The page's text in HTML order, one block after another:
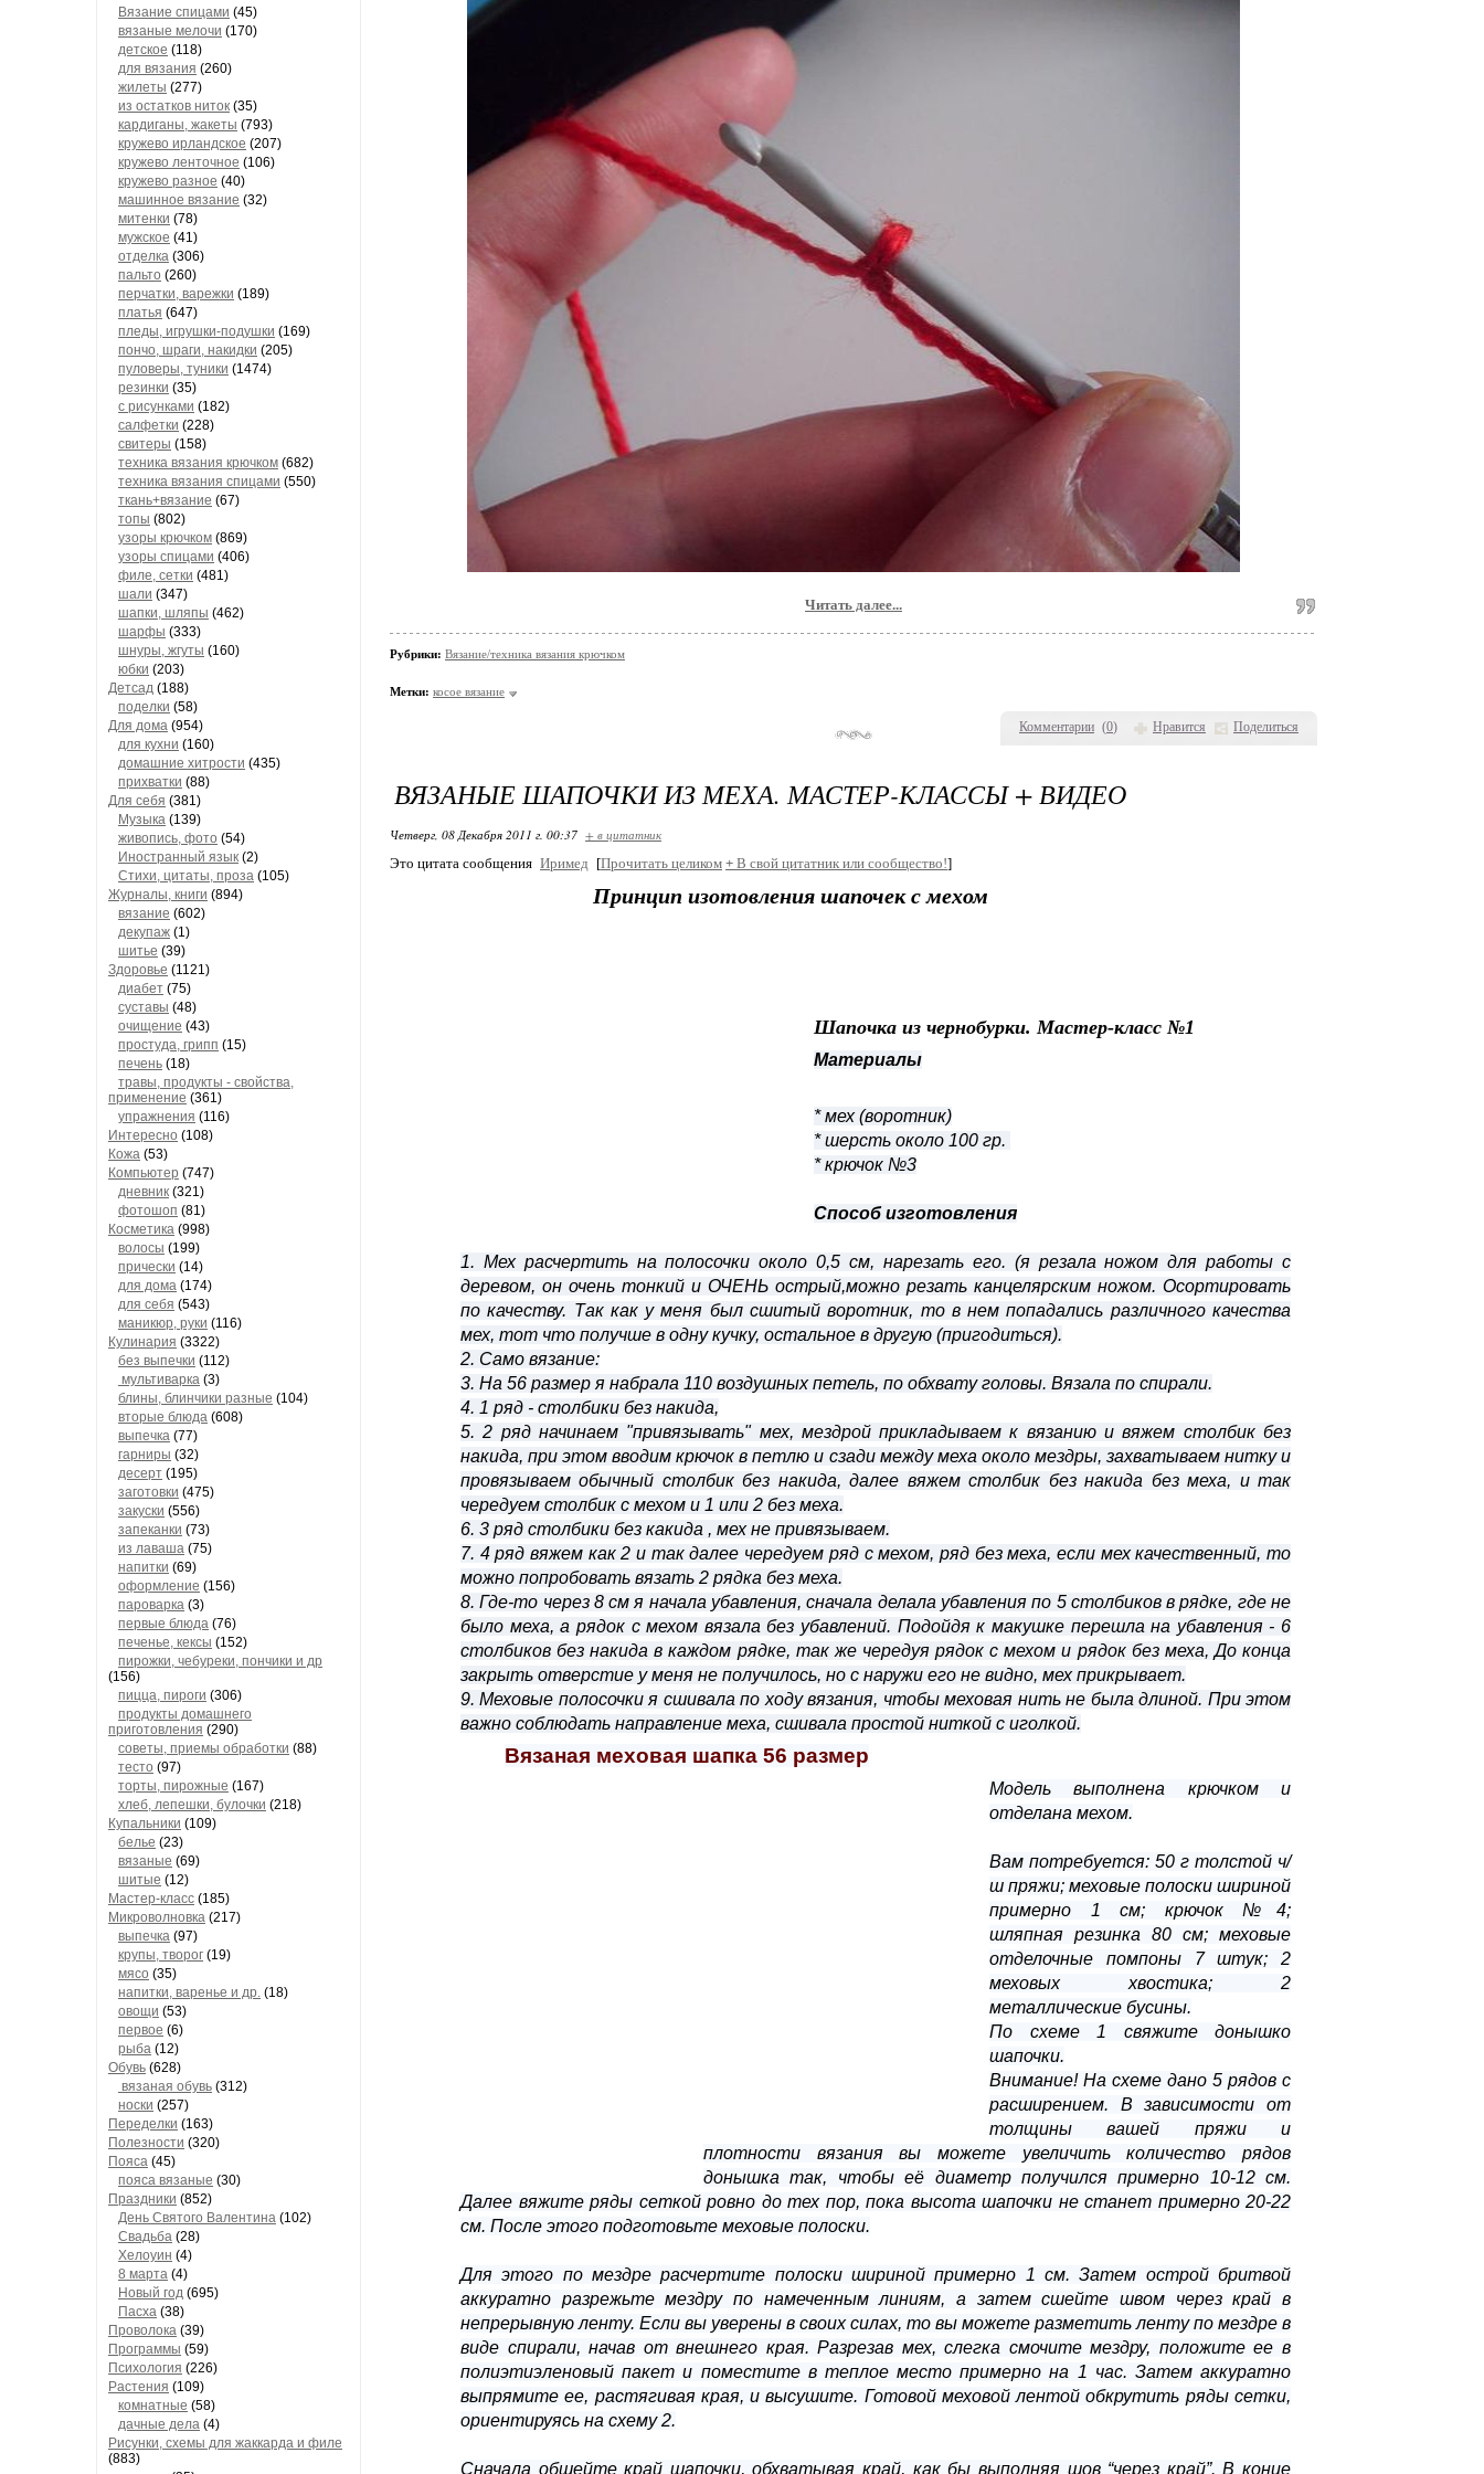
Вязание спицами (45)
вязаные мелочи (170)
детское (118)
для вязания (260)
жилеты (277)
из остатков ниток (35)
кардиганы, жакеты (793)
кружево ирландское (207)
кружево ленточное (106)
кружево разное (40)
машинное вязание (32)
митенки (78)
мужское (41)
отделка (306)
пальто (260)
перчатки, варежки (189)
платья (647)
пледы, игрушки-подушки (169)
пончо, шраги, накидки (205)
пуловеры, туники (1474)
резинки (35)
с рисунками (182)
салфетки (228)
свитеры (158)
техника вязания крючком (682)
техника вязания спицами (550)
ткань+вязание (67)
топы (802)
узоры крючком (869)
узоры спицами (406)
филе, сетки (481)
шали (347)
шапки, шляпы (462)
шарфы (333)
шнуры, жгуты (160)
юбки (203)
Детсад (188)
поделки (58)
Для дома (954)
для кухни (160)
домашние хитрости (435)
прихватки (88)
Для себя (381)
Музыка (139)
живопись, фото (54)
Иностранный язык (2)
Стихи, цитаты, проза (105)
Журналы, книги (894)
вязание (602)
декупаж (1)
шитье (39)
Здоровье (1121)
диабет (75)
суставы (48)
очищение (43)
простуда, грипп (15)
печень (18)
травы, продукты - свойства,
применение (361)
упражнения (116)
Интересно (108)
Кожа (53)
Компьютер (747)
дневник (321)
фотошоп (81)
Косметика (998)
волосы (199)
прически (14)
для дома (174)
для себя (543)
маникюр, руки (116)
Кулинария (3322)
без выпечки (112)
мультиварка (3)
блины, блинчики разные (104)
вторые блюда (608)
выпечка (77)
гарниры (32)
десерт (195)
заготовки (475)
закуски (556)
запеканки (73)
из лаваша (75)
напитки (69)
оформление (156)
пароварка (3)
первые блюда (76)
печенье, кексы (152)
пирожки, чебуреки, пончики и др
(156)
пицца, пироги (306)
продукты домашнего
приготовления (290)
советы, приемы обработки (88)
тесто (97)
торты, пирожные (167)
хлеб, лепешки, булочки (218)
Купальники (109)
белье (23)
вязаные (69)
шитые (12)
Мастер-класс (185)
Микроволновка (217)
выпечка (97)
крупы, творог (19)
мясо (35)
напитки, варенье и др. (18)
овощи (53)
первое (6)
рыба (12)
Обувь (628)
вязаная обувь (312)
носки (257)
Переделки (163)
Полезности (320)
Пояса (45)
пояса вязаные (30)
Праздники (852)
День Святого Валентина (102)
Свадьба (28)
Хелоуин (4)
8 марта (4)
Новый год (695)
Пасха (38)
Проволока (39)
Программы (59)
Психология (226)
Растения (109)
комнатные (58)
дачные дела (4)
Рисунки, схемы для жаккарда и филе
(883)
Комментарии (0) Нравится Поделиться
Читать далее...
Рубрики: Вязание/техника вязания крючком
Метки: косое вязание
ВЯЗАНЫЕ ШАПОЧКИ ИЗ МЕХА. МАСТЕР-КЛАССЫ + ВИДЕО
Четверг, 08 Декабря 2011 г. 00:37 + в цитатник
Это цитата сообщения Иримед [Прочитать целиком + В свой цитатник или сообщество!]
Принцип изотовления шапочек с мехом
Шапочка из чернобурки. Мастер-класс №1
Материалы
* мех (воротник)
* шерсть около 100 гр.
* крючок №3
Способ изготовления
1. Мех расчертить на полосочки около 0,5 см, нарезать его. (я резала ножом для работы с
деревом, он очень тонкий и ОЧЕНЬ острый,можно резать канцелярским ножом. Осортировать
по качеству. Так как у меня был сшитый воротник, то в нем попадались различного качества
мех, тот что получше в одну кучку, остальное в другую (пригодиться).
2. Само вязание:
3. На 56 размер я набрала 110 воздушных петель, по обхвату головы. Вязала по спирали.
4. 1 ряд - столбики без накида,
5. 2 ряд начинаем "привязывать" мех, мездрой прикладываем к вязанию и вяжем столбик без
накида, при этом вводим крючок в петлю и сзади между меха около мездры, захватываем нитку и
провязываем обычный столбик без накида, далее вяжем столбик без накида без меха, и так
чередуем столбик с мехом и 1 или 2 без меха.
6. 3 ряд столбики без какида , мех не привязываем.
7. 4 ряд вяжем как 2 и так далее чередуем ряд с мехом, ряд без меха, если мех качественный, то
можно попробовать вязать 2 рядка без меха.
8. Где-то через 8 см я начала убавления, сначала делала убавления по 5 столбиков в рядке, где не
было меха, а рядок с мехом вязала без убавлений. Подойдя к макушке перешла на убавления - 6
столбиков без накида в каждом рядке, так же чередуя рядок с мехом и рядок без меха, До конца
закрыть отверстие у меня не получилось, но с наружи его не видно, мех прикрывает.
9. Меховые полосочки я сшивала по ходу вязания, чтобы меховая нить не была длиной. При этом
важно соблюдать направление меха, сшивала простой ниткой с иголкой.
Вязаная меховая шапка 56 размер
Модель выполнена крючком и
отделана мехом.
Вам потребуется: 50 г толстой ч/
ш пряжи; меховые полоски шириной
примерно 1 см; крючок №4;
шляпная резинка 80 см; меховые
отделочные помпоны 7 штук; 2
меховых хвостика; 2
металлические бусины.
По схеме 1 свяжите донышко
шапочки.
Внимание! На схеме дано 5 рядов с
расширением. В зависимости от
толщины вашей пряжи и
плотности вязания вы можете увеличить количество рядов
донышка так, чтобы её диаметр получился примерно 10-12 см.
Далее вяжите ряды сеткой ровно до тех пор, пока высота шапочки не станет примерно 20-22
см. После этого подготовьте меховые полоски.
Для этого по мездре расчертите полоски шириной примерно 1 см. Затем острой бритвой
аккуратно разрежьте мездру по намеченным линиям, а затем сшейте швом через край в
непрерывную ленту. Если вы уверены в своих силах, то вы можете разметить ленту по мездре в
виде спирали, начав от внешнего края. Разрезав мех, слегка смочите мездру, положите ее в
полиэтиэленовый пакет и поместите в теплое место примерно на 1 час. Затем аккуратно
выпрямите ее, растягивая края, и высушите. Готовой меховой лентой обкрутить ряды сетки,
ориентируясь на схему 2.
Сначала обшейте край шапочки, обхватывая край, как бы выполняя шов “через край”. В конце